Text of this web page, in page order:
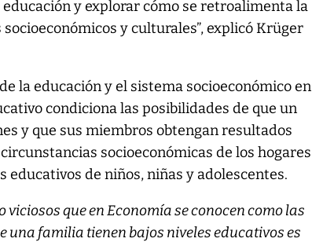
y explorar cómo se retroalimenta la
y culturales”, explicó Krüger
la educación y el sistema socioeconómico en
condiciona las posibilidades de que un
y que sus miembros obtengan resultados
socioeconómicas de los hogares
de niños, niñas y adolescentes.
viciosos que en Economía se conocen como las
una familia tienen bajos niveles educativos es